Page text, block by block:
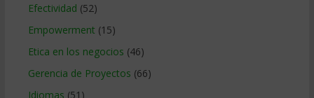
Efectividad (52)
Empowerment (15)
Etica en los negocios (46)
Gerencia de Proyectos (66)
Idiomas (51)